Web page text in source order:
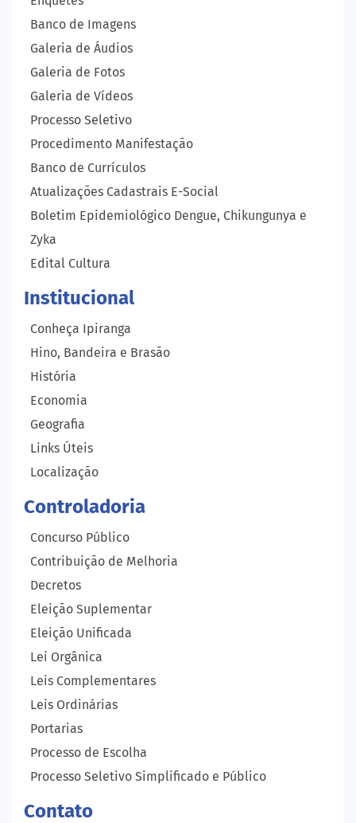
Banco de Imagens
Galeria de Áudios
Galeria de Fotos
Galeria de Vídeos
Processo Seletivo
Procedimento Manifestação
Banco de Currículos
Atualizações Cadastrais E-Social
Boletim Epidemiológico Dengue, Chikungunya e
Zyka
Edital Cultura
Institucional
Conheça Ipiranga
Hino, Bandeira e Brasão
História
Economia
Geografia
Links Úteis
Localização
Controladoria
Concurso Público
Contribuição de Melhoria
Decretos
Eleição Suplementar
Eleição Unificada
Lei Orgânica
Leis Complementares
Leis Ordinárias
Portarias
Processo de Escolha
Processo Seletivo Simplificado e Público
Contato